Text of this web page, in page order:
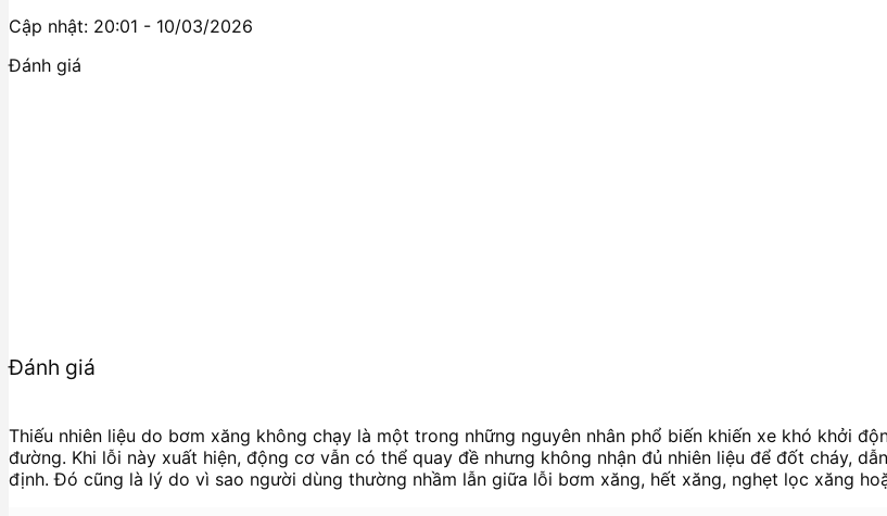
Cập nhật: 20:01 - 10/03/2026
Đánh giá
Đánh giá
Thiếu nhiên liệu do bơm xăng không chạy là một trong những nguyên nhân phổ biến khiến xe khó khởi
đường. Khi lỗi này xuất hiện, động cơ vẫn có thể quay đề nhưng không nhận đủ nhiên liệu để đốt cháy,
định. Đó cũng là lý do vì sao người dùng thường nhầm lẫn giữa lỗi bơm xăng, hết xăng, nghẹt lọc xăng